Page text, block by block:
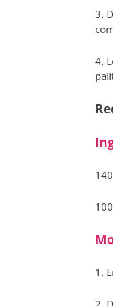
3.
4.
1.